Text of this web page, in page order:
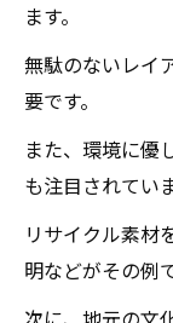
ます。
無駄のないレイ
要です。
また、環境に優
も注目されてい
リサイクル素材
明などがその例